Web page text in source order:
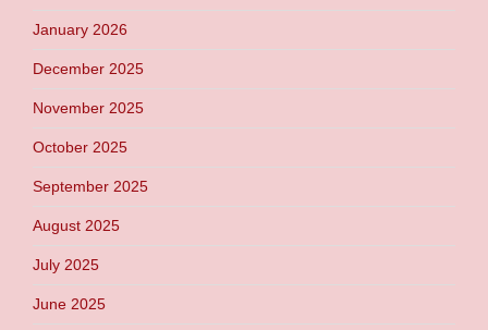
January 2026
December 2025
November 2025
October 2025
September 2025
August 2025
July 2025
June 2025